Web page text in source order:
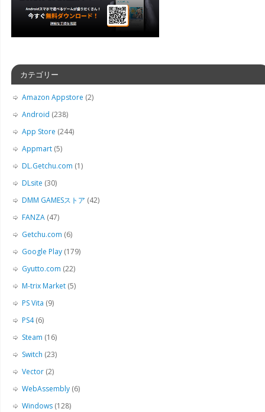
カテゴリー
Amazon Appstore (2)
Android (238)
App Store (244)
Appmart (5)
DL.Getchu.com (1)
DLsite (30)
DMM GAMESストア (42)
FANZA (47)
Getchu.com (6)
Google Play (179)
Gyutto.com (22)
M-trix Market (5)
PS Vita (9)
PS4(6)
Steam (16)
Switch (23)
Vector (2)
WebAssembly (6)
Windows (128)